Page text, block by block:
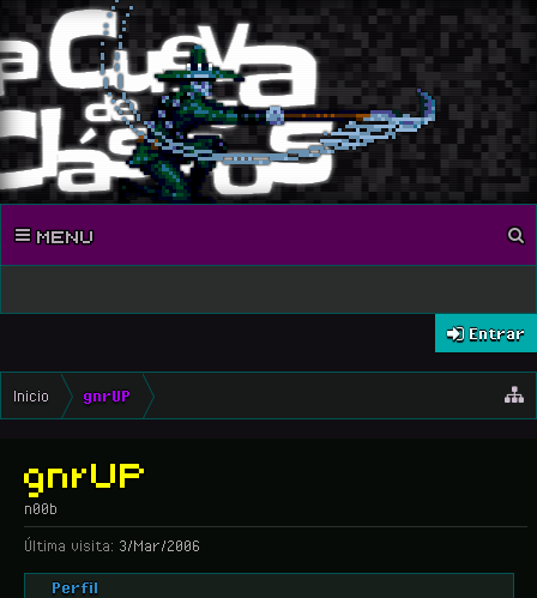
MENU
Entrar
Inicio gnrUP
gnrUP
n00b
Última visita: 3/Mar/2006
Perfil